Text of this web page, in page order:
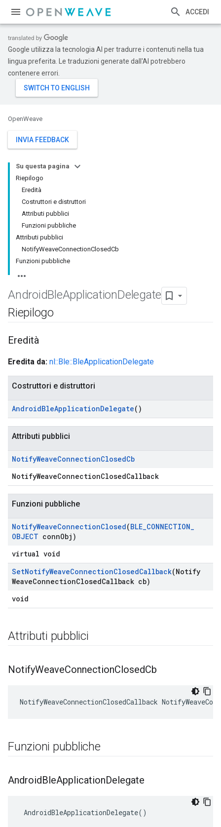
ACCEDI
Google utilizza la tecnologia AI per tradurre i contenuti nella tua
lingua preferita. Le traduzioni generate dall'AI potrebbero
contenere errori.
OpenWeave
INVIA FEEDBACK
Su questa pagina
Riepilogo
Eredità
Costruttori e distruttori
Attributi pubblici
Funzioni pubbliche
Attributi pubblici
NotifyWeaveConnectionClosedCb
Funzioni pubbliche
AndroidBleApplicationDelegate
Riepilogo
Eredità
Eredita da: nl::Ble::BleApplicationDelegate
Costruttori e distruttori
AndroidBleApplicationDelegate()
Attributi pubblici
NotifyWeaveConnectionClosedCb
NotifyWeaveConnectionClosedCallback
Funzioni pubbliche
NotifyWeaveConnectionClosed(BLE_CONNECTION_
OBJECT connObj)
virtual void
SetNotifyWeaveConnectionClosedCallback(Notify
WeaveConnectionClosedCallback cb)
void
Attributi pubblici
NotifyWeaveConnectionClosedCb
NotifyWeaveConnectionClosedCallback
Funzioni pubbliche
AndroidBleApplicationDelegate
AndroidBleApplicationDelegate()